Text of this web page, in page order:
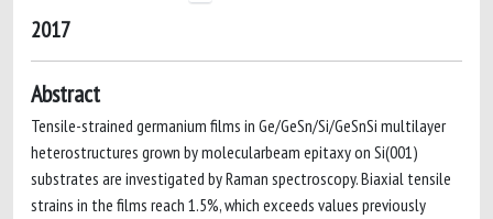
2017
Abstract
Tensile-strained germanium films in Ge/GeSn/Si/GeSnSi multilayer
heterostructures grown by molecularbeam epitaxy on Si(001)
substrates are investigated by Raman spectroscopy. Biaxial tensile
strains in the films reach 1.5%, which exceeds values previously